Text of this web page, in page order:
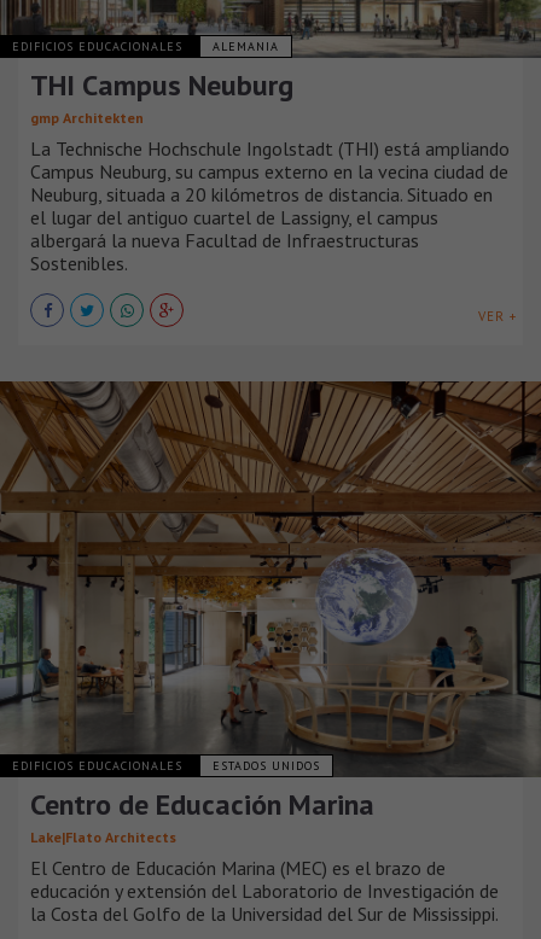
EDIFICIOS EDUCACIONALES ALEMANIA
THI Campus Neuburg
gmp Architekten
La Technische Hochschule Ingolstadt (THI) está ampliando
Campus Neuburg, su campus externo en la vecina ciudad de
Neuburg, situada a 20 kilómetros de distancia. Situado en
el lugar del antiguo cuartel de Lassigny, el campus
albergará la nueva Facultad de Infraestructuras
Sostenibles.
VER +
EDIFICIOS EDUCACIONALES ESTADOS UNIDOS
Centro de Educación Marina
Lake|Flato Architects
El Centro de Educación Marina (MEC) es el brazo de
educación y extensión del Laboratorio de Investigación de
la Costa del Golfo de la Universidad del Sur de Mississippi.